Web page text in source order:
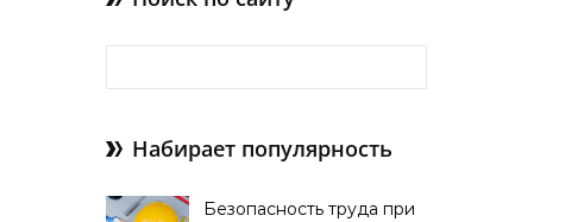
Набирает популярность
Безопасность труда при